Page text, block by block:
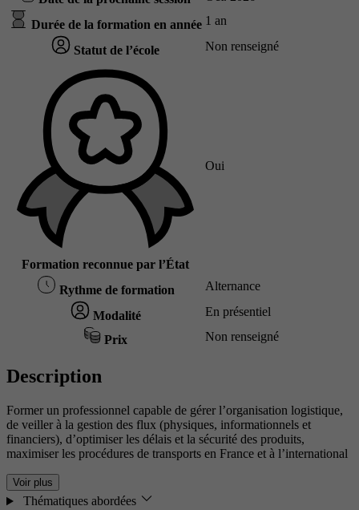
Durée de la formation en année 1 an
Statut de l’école Non renseigné
Formation reconnue par l’État
Oui
Rythme de formation Alternance
Modalité En présentiel
Prix Non renseigné
Description
Former un professionnel capable de gérer l’organisation logistique,
de veiller à la gestion des flux (physiques, informationnels et
financiers), d’optimiser les délais et la sécurité des produits,
maximiser les procédures de transports en France et à l’international
Voir plus
Thématiques abordées